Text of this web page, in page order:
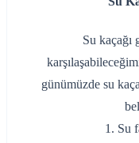
Su kaçağı
günümüzde su
1. Su